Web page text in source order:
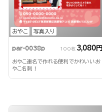
おやこ 写真入り
par-0038p 100枚 3,080円
おやこ連名で作れる便利でかわいいお
やこ名刺！